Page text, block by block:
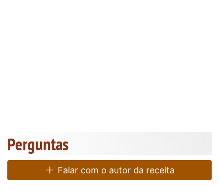
Perguntas
Falar com o autor da receita